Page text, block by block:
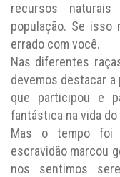
recursos
população. Se isso
errado com você.
Nas diferentes
devemos destacar a
que participou e
fantástica na vida
Mas o tempo foi
escravidão marcou
nos sentimos